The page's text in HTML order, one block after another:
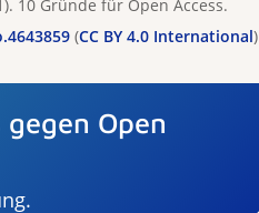
10 Gründe für Open Access.
(CC BY 4.0 International)
Open